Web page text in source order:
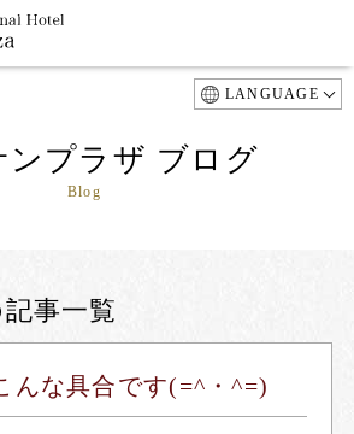
LANGUAGE
ンプラザ ブログ
Blog
記事一覧
んな具合です(=^・^=)